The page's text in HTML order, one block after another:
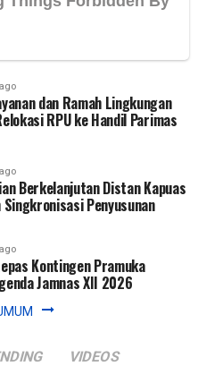
dan Ramah Lingkungan
RPU ke Handil Parimas
Berkelanjutan Distan Kapuas
Penyusunan
Kontingen Pramuka
Jamnas XII 2026
VIDEOS